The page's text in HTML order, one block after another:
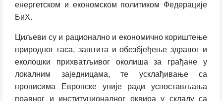
енергетском и економском политиком Федерације
БиХ.
Циљеви су и рационално и економично кориштење
природног гаса, заштита и обезбјеђење здравог и
еколошки прихватљивог околиша за грађане у
локалним заједницама, те усклађивање са
прописима Европске уније ради успостављања
правног и институционалног оквира у складу са